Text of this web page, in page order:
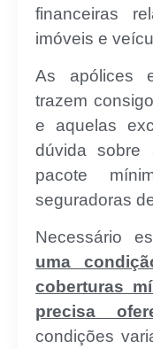
financeiras
imóveis e
As apólices
trazem
e aquelas
dúvida sobre
pacote
seguradoras
Necessário
uma
coberturas
precisa
condições